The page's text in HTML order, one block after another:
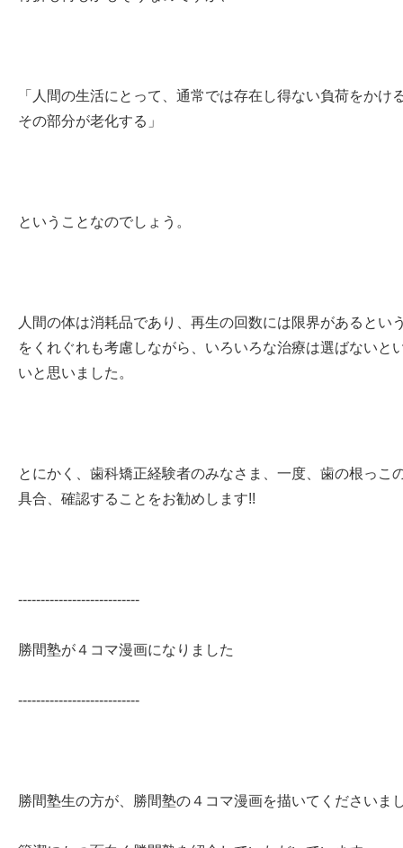
「人間の生活にとって、通常では存在し得ない負荷をかけ
その部分が老化する」
ということなのでしょう。
人間の体は消耗品であり、再生の回数には限界があるとい
をくれぐれも考慮しながら、いろいろな治療は選ばないと
いと思いました。
とにかく、歯科矯正経験者のみなさま、一度、歯の根っこ
具合、確認することをお勧めします!!
---------------------------
勝間塾が４コマ漫画になりました
---------------------------
勝間塾生の方が、勝間塾の４コマ漫画を描いてくださいま